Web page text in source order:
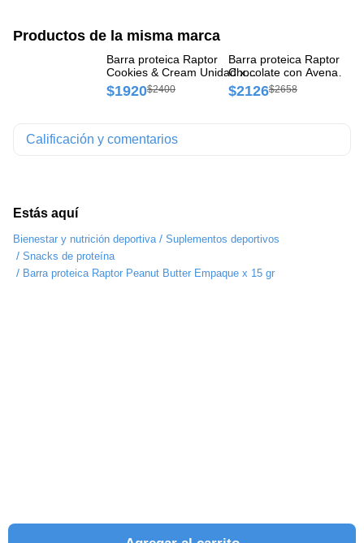
Estás aquí
Bienestar y nutrición deportiva / Suplementos deportivos
/ Snacks de proteína
/ Barra proteica Raptor Peanut Butter Empaque x 15 gr
Productos de la misma marca
Barra proteica Raptor
Cookies & Cream Unidad x
15 g
$1920$2400
Barra proteica Raptor
Chocolate con Avena
Empaque x 15 gr
$2126$2658
Calificación y comentarios